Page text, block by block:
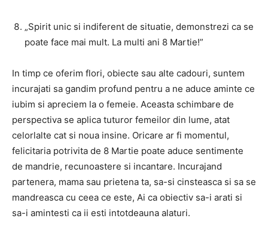
„Spirit unic si indiferent de situatie, demonstrezi ca se
poate face mai mult. La multi ani 8 Martie!”
In timp ce oferim flori, obiecte sau alte cadouri, suntem
incurajati sa gandim profund pentru a ne aduce aminte ce
iubim si apreciem la o femeie. Aceasta schimbare de
perspectiva se aplica tuturor femeilor din lume, atat
celorlalte cat si noua insine. Oricare ar fi momentul,
felicitaria potrivita de 8 Martie poate aduce sentimente
de mandrie, recunoastere si incantare. Incurajand
partenera, mama sau prietena ta, sa-si cinsteasca si sa se
mandreasca cu ceea ce este, Ai ca obiectiv sa-i arati si
sa-i amintesti ca ii esti intotdeauna alaturi.